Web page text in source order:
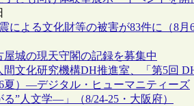
による文化財等の被害が83件に（8月
屋城の現天守閣の記録を募集中
間文化研究機構DH推進室、「第5回
夏）―デジタル・ヒューマニティーズ
る”人文学―」（8/24-25・大阪府）